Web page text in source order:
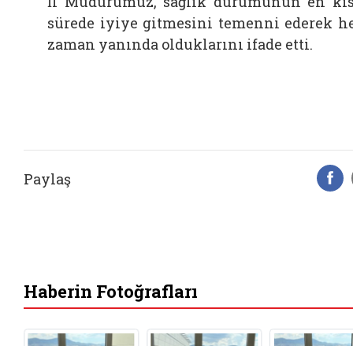
sürede iyiye gitmesini temenni ederek
zaman yanında olduklarını ifade etti.
Paylaş
Haberin Fotoğrafları